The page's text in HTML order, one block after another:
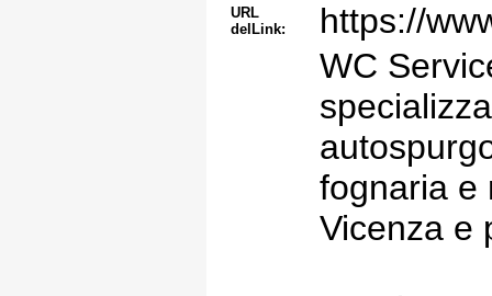
URL
delLink:
https://
WC
fognaria e
Vicenza e